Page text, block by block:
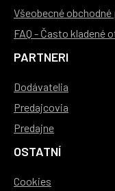
Všeobecné
FAQ - Často kladené
PARTNERI
Dodávatelia
Predajcovia
Predajne
OSTATNÍ
Cookies